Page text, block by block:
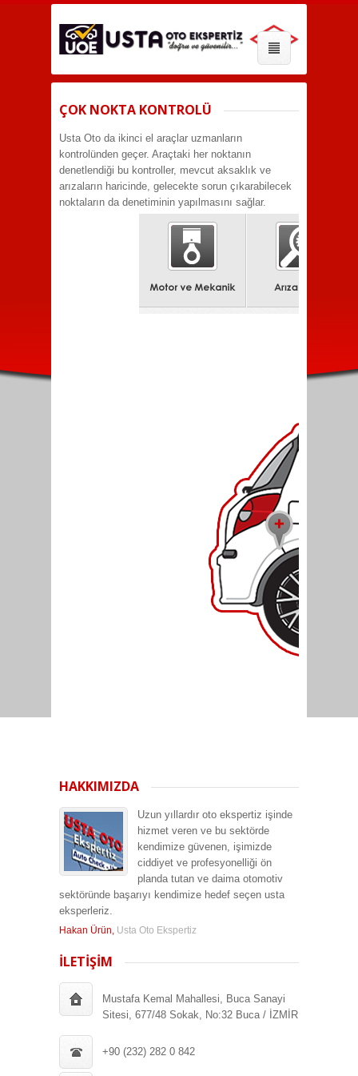
ÇOK NOKTA KONTROLÜ
Usta Oto da ikinci el araçlar uzmanların
kontrolünden geçer. Araçtaki her noktanın
denetlendiği bu kontroller, mevcut aksaklık ve
arızaların haricinde, gelecekte sorun çıkarabilecek
noktaların da denetiminin yapılmasını sağlar.
HAKKIMIZDA
Uzun yıllardır oto ekspertiz işinde
hizmet veren ve bu sektörde
kendimize güvenen, işimizde
ciddiyet ve profesyonelliği ön
planda tutan ve daima otomotiv
sektöründe başarıyı kendimize hedef seçen usta
eksperleriz.
Hakan Ürün, Usta Oto Ekspertiz
İLETİŞİM
Mustafa Kemal Mahallesi, Buca Sanayi
Sitesi, 677/48 Sokak, No:32 Buca / İZMİR
+90 (232) 282 0 842